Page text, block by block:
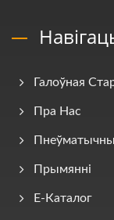
Галоўная
Пра Нас
Прымянні
E-Каталог